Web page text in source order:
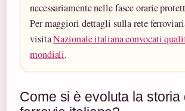
necessariamente nelle fasce orarie
Per maggiori dettagli sulla rete
visitaNazionale italiana convocati
mondiali.
Come si è evoluta la storia